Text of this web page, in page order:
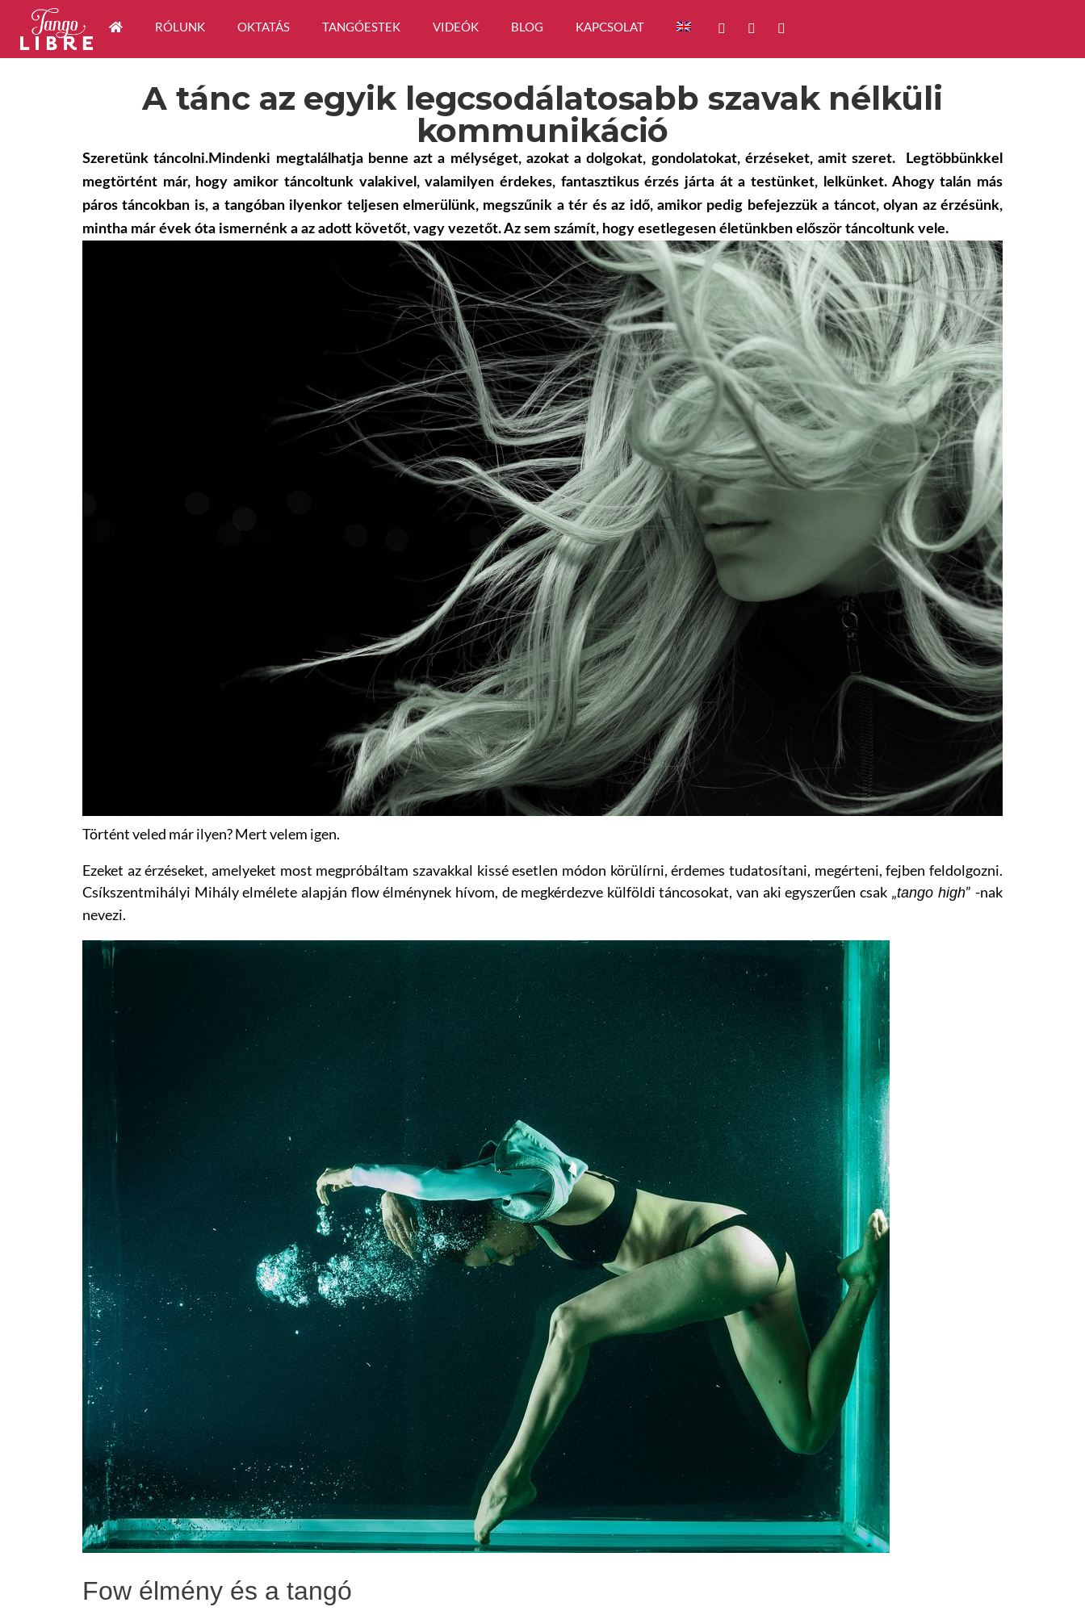
RÓLUNK OKTATÁS TANGÓESTEK VIDEÓK BLOG KAPCSOLAT
A tánc az egyik legcsodálatosabb szavak nélküli
kommunikáció
Szeretünk táncolni.Mindenki megtalálhatja benne azt a mélységet, azokat a dolgokat, gondolatokat, érzéseket, amit szeret. Legtöbbünkkel
megtörtént már, hogy amikor táncoltunk valakivel, valamilyen érdekes, fantasztikus érzés járta át a testünket, lelkünket. Ahogy talán más
páros táncokban is, a tangóban ilyenkor teljesen elmerülünk, megszűnik a tér és az idő, amikor pedig befejezzük a táncot, olyan az érzésünk,
mintha már évek óta ismernénk a az adott követőt, vagy vezetőt. Az sem számít, hogy esetlegesen életünkben először táncoltunk vele.
Történt veled már ilyen? Mert velem igen.
Ezeket az érzéseket, amelyeket most megpróbáltam szavakkal kissé esetlen módon körülírni, érdemes tudatosítani, megérteni, fejben feldolgozni.
Csíkszentmihályi Mihály elmélete alapján flow élménynek hívom, de megkérdezve külföldi táncosokat, van aki egyszerűen csak „tango high” -nak
nevezi.
Fow élmény és a tangó